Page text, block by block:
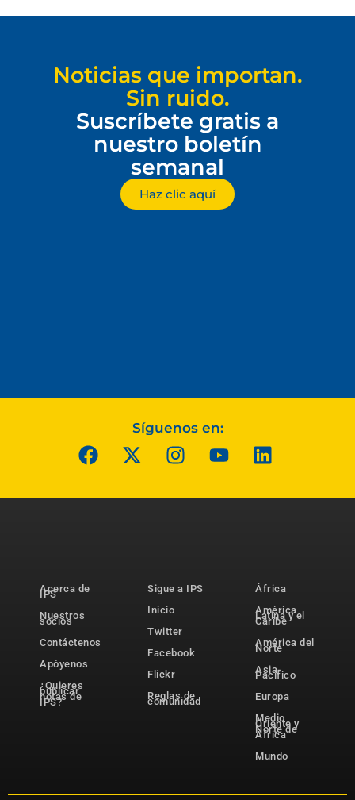
Noticias que importan.
Sin ruido.
Suscríbete gratis a
nuestro boletín
semanal
Haz clic aquí
Síguenos en:
Acerca de
IPS
Nuestros
socios
Contáctenos
Apóyenos
¿Quieres
publicar
notas de
IPS?
Sigue a IPS
Inicio
Twitter
Facebook
Flickr
Reglas de
comunidad
África
América
Latina y el
Caribe
América del
Norte
Asia-
Pacífico
Europa
Medio
Oriente y
Norte de
África
Mundo